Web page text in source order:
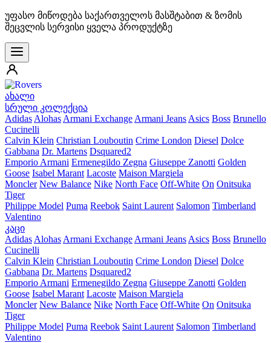
უფასო მიწოდება საქართველოს მასშტაბით & ზომის
შეცვლის სერვისი ყველა პროდუქტზე
ახალი
სრული კოლექცია
Adidas Alohas Armani Exchange Armani Jeans Asics Boss Brunello
Cucinelli
Calvin Klein Christian Louboutin Crime London Diesel Dolce
Gabbana Dr. Martens Dsquared2
Emporio Armani Ermenegildo Zegna Giuseppe Zanotti Golden
Goose Isabel Marant Lacoste Maison Margiela
Moncler New Balance Nike North Face Off-White On Onitsuka
Tiger
Philippe Model Puma Reebok Saint Laurent Salomon Timberland
Valentino
კაცი
Adidas Alohas Armani Exchange Armani Jeans Asics Boss Brunello
Cucinelli
Calvin Klein Christian Louboutin Crime London Diesel Dolce
Gabbana Dr. Martens Dsquared2
Emporio Armani Ermenegildo Zegna Giuseppe Zanotti Golden
Goose Isabel Marant Lacoste Maison Margiela
Moncler New Balance Nike North Face Off-White On Onitsuka
Tiger
Philippe Model Puma Reebok Saint Laurent Salomon Timberland
Valentino